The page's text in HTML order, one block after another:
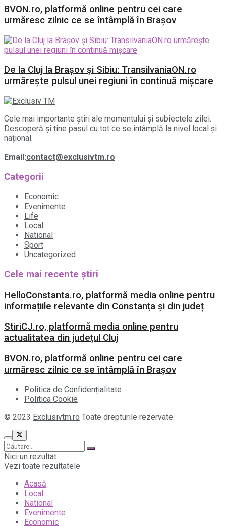
BVON.ro, platformă online pentru cei care
urmăresc zilnic ce se întâmplă în Brașov
De la Cluj la Brașov și Sibiu: TransilvaniaON.ro
urmărește pulsul unei regiuni în continuă mișcare
Cele mai importante știri ale momentului și subiectele zilei.
Descoperă și ține pasul cu tot ce se întâmplă la nivel local și
național.
Email:contact@exclusivtm.ro
Categorii
Economic
Evenimente
Life
Local
National
Sport
Uncategorized
Cele mai recente știri
HelloConstanta.ro, platformă media online pentru
informațiile relevante din Constanța și din județ
StiriCJ.ro, platformă media online pentru
actualitatea din județul Cluj
BVON.ro, platformă online pentru cei care
urmăresc zilnic ce se întâmplă în Brașov
Politica de Confidențialitate
Politica Cookie
© 2023 Exclusivtm.ro Toate drepturile rezervate.
Nici un rezultat
Vezi toate rezultatele
Acasă
Local
National
Evenimente
Economic